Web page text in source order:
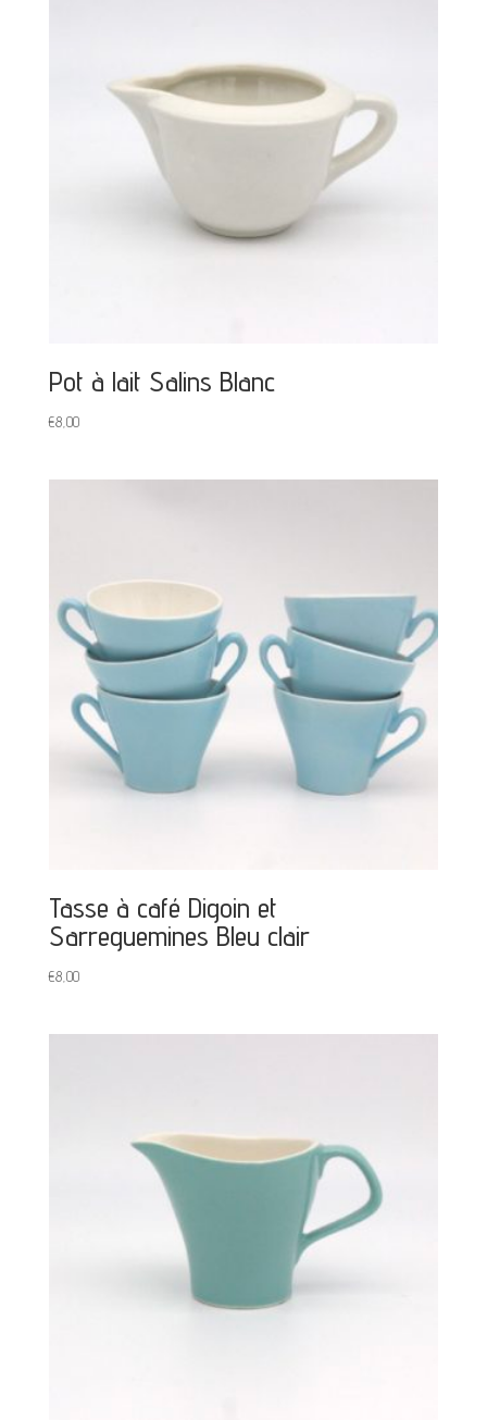
Pot à lait Salins Blanc
€8,00
Tasse à café Digoin et
Sarreguemines Bleu clair
€8,00